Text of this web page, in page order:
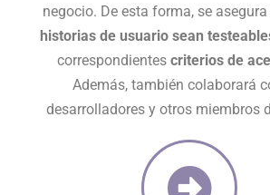
negocio. De esta forma, se
historias de usuario sean
correspondientes criterios de
Además, también colaborará
desarrolladores y otros miembros